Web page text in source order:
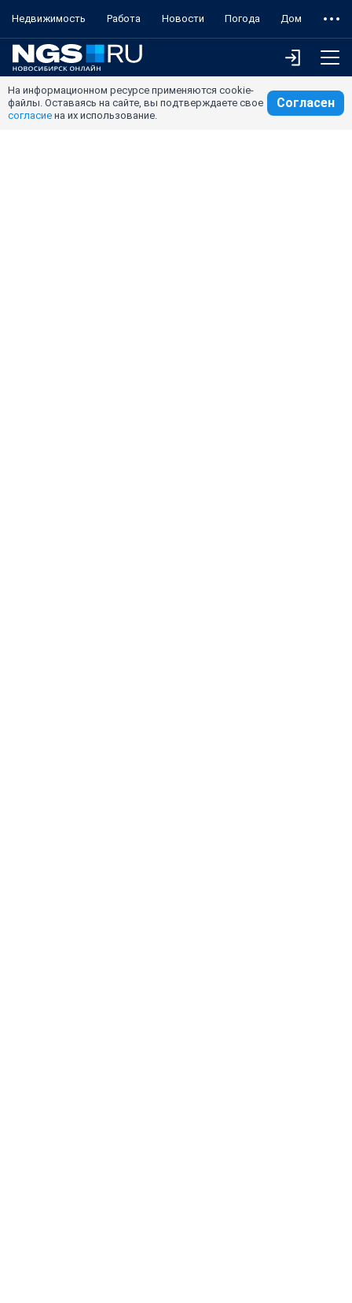
Недвижимость Работа Новости Погода Дом
На информационном ресурсе применяются cookie-
файлы. Оставаясь на сайте, вы подтверждаете свое
согласие на их использование.
Согласен